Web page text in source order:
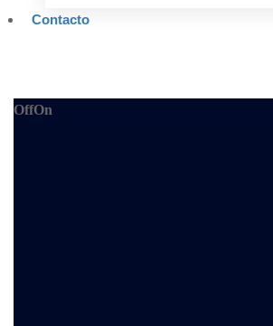
Contacto
OffOn